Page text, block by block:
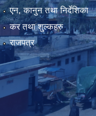
एन, कानुन तथा निर्देशिका
कर तथा शुल्कहरु
राजपत्र